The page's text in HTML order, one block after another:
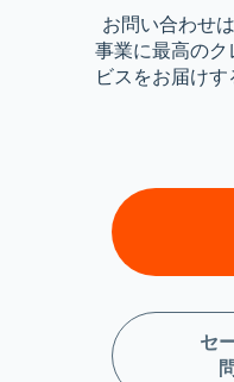
お問い合わせ
事業に最高の
ビスをお届け
セ